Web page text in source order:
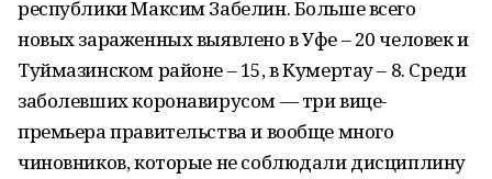
республики Максим Забелин. Больше всего
новых зараженных выявлено в Уфе – 20 человек и
Туймазинском районе – 15, в Кумертау – 8. Среди
заболевших коронавирусом — три вице-
премьера правительства и вообще много
чиновников, которые не соблюдали дисциплину